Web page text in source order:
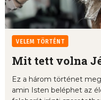
VELEM TÖRTÉNT
Mit tett volna
Ez a három történet
amin Isten beléphet az